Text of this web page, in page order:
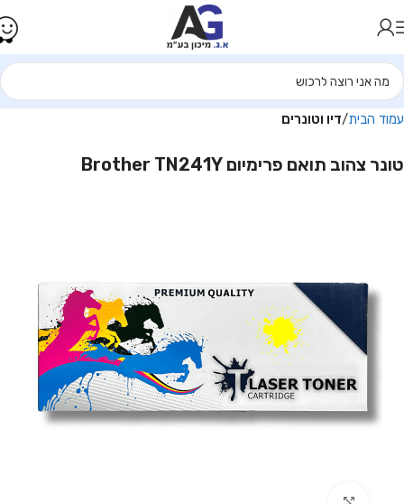
עמוד הבית דיו וטונרים
טונר צהוב תואם פרימיום Brother TN241Y